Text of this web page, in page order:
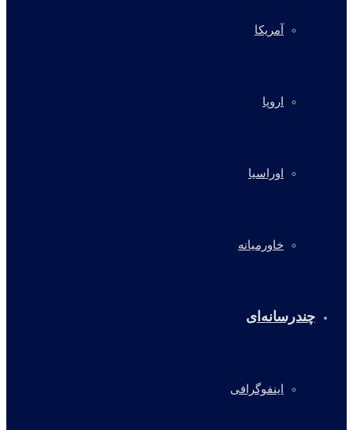
آمریکا
اروپا
اوراسیا
خاورمیانه
چندرسانه‌ای
اینفوگرافی